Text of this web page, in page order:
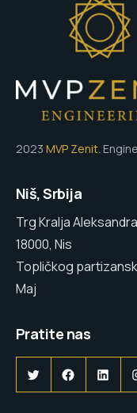
2023 MVP Zenit.
Niš, Srbija
Trg Kralja
18000, Nis
Topličkog
Maj
Pratite nas
TwitterFacebook